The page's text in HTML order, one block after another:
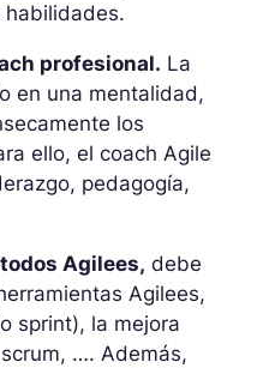
habilidades.
profesional. La
en una mentalidad,
los
ello, el coach Agile
pedagogía,
Agilees, debe
Agilees,
sprint), la mejora
…. Además,